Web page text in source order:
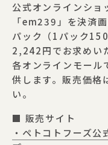
公式オンラインショ
「em239」を決済
パック（1パック
2,242円でお求めい
各オンラインモール
供します。販売価格
い。
■ 販売サイト
・ペトコトフーズ